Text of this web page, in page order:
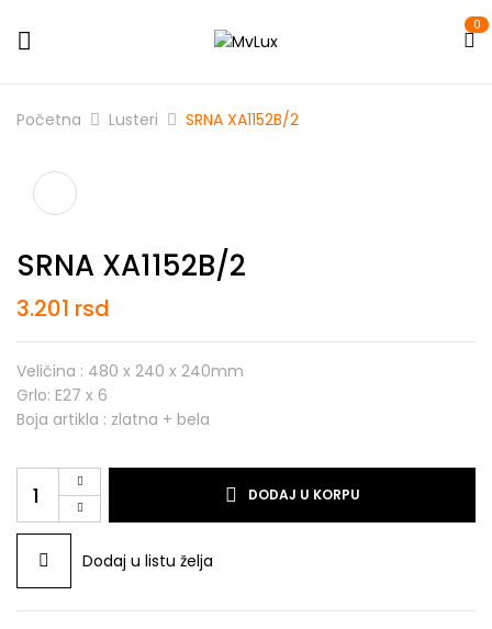
0
Početna Lusteri SRNA XA1152B/2
SRNA XA1152B/2
3.201 rsd
Veličina : 480 x 240 x 240mm
Grlo: E27 x 6
Boja artikla : zlatna + bela
XA1152B/2
količina
DODAJ U KORPU
Dodaj u listu želja